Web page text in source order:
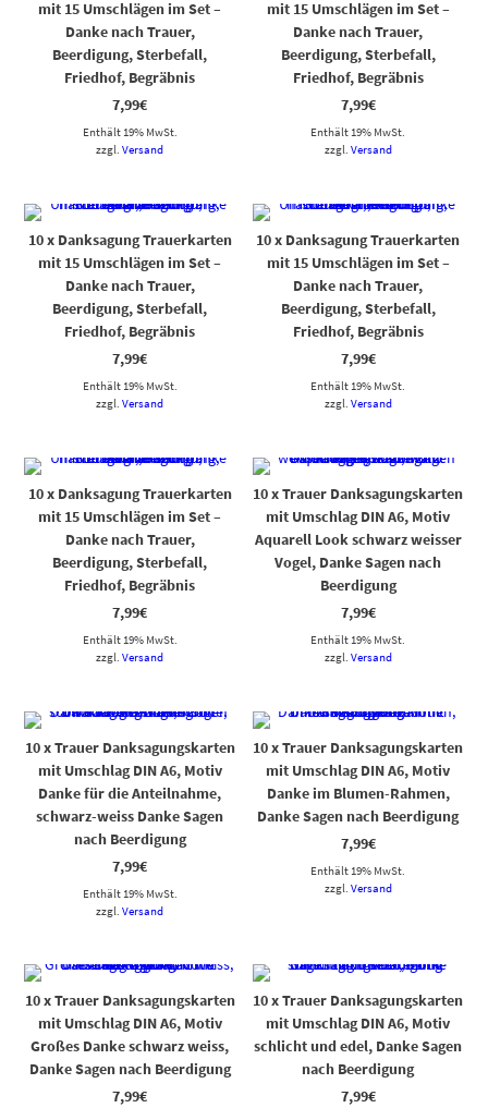
mit 15 Umschlägen im Set –
Danke nach Trauer,
Beerdigung, Sterbefall,
Friedhof, Begräbnis
7,99€
Enthält 19% MwSt.
zzgl.Versand
mit 15 Umschlägen im Set –
Danke nach Trauer,
Beerdigung, Sterbefall,
Friedhof, Begräbnis
7,99€
Enthält 19% MwSt.
zzgl. Versand
10 x Danksagung Trauerkarten
mit 15 Umschlägen im Set –
Danke nach Trauer,
Beerdigung, Sterbefall,
Friedhof, Begräbnis
7,99€
Enthält 19% MwSt.
zzgl.Versand
10 x Danksagung Trauerkarten
mit 15 Umschlägen im Set –
Danke nach Trauer,
Beerdigung, Sterbefall,
Friedhof, Begräbnis
7,99€
Enthält 19% MwSt.
zzgl. Versand
10 x Danksagung Trauerkarten
mit 15 Umschlägen im Set –
Danke nach Trauer,
Beerdigung, Sterbefall,
Friedhof, Begräbnis
7,99€
Enthält 19% MwSt.
zzgl.Versand
10 x Trauer Danksagungskarten
mit Umschlag DIN A6, Motiv
Aquarell Look schwarz weisser
Vogel, Danke Sagen nach
Beerdigung
7,99€
Enthält 19% MwSt.
zzgl. Versand
10 x Trauer Danksagungskarten
mit Umschlag DIN A6, Motiv
Danke für die Anteilnahme,
schwarz-weiss Danke Sagen
nach Beerdigung
7,99€
Enthält 19% MwSt.
zzgl.Versand
10 x Trauer Danksagungskarten
mit Umschlag DIN A6, Motiv
Danke im Blumen-Rahmen,
Danke Sagen nach Beerdigung
7,99€
Enthält 19% MwSt.
zzgl. Versand
10 x Trauer Danksagungskarten
mit Umschlag DIN A6, Motiv
Großes Danke schwarz weiss,
Danke Sagen nach Beerdigung
7,99€
10 x Trauer Danksagungskarten
mit Umschlag DIN A6, Motiv
schlicht und edel, Danke Sagen
nach Beerdigung
7,99€